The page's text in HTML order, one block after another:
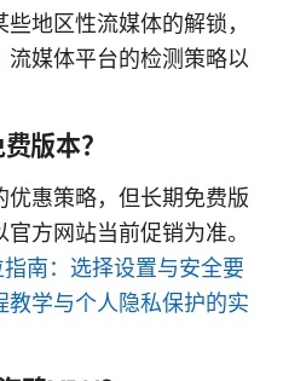
地区性流媒体的解锁，
媒体平台的检测策略以
版本？
惠策略，但长期免费版
方网站当前促销为准。
南：选择设置与安全要
教学与个人隐私保护的实